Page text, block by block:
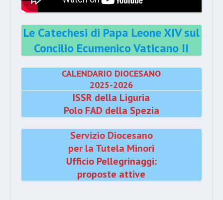
Le Catechesi di Papa Leone XIV sul
Concilio Ecumenico Vaticano II
CALENDARIO DIOCESANO
2025-2026
ISSR della Liguria
Polo FAD della Spezia
Servizio Diocesano
per la Tutela Minori
Ufficio Pellegrinaggi:
proposte attive